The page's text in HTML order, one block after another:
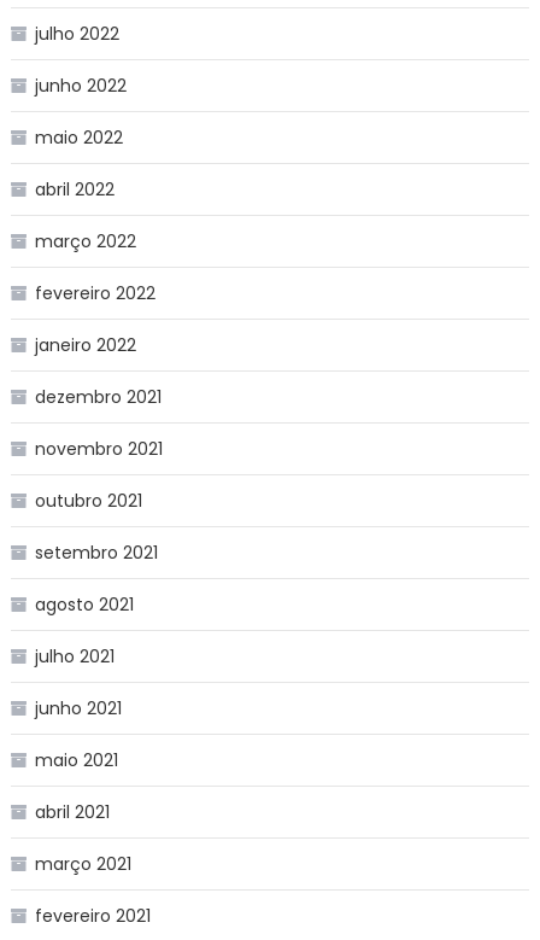
julho 2022
junho 2022
maio 2022
abril 2022
março 2022
fevereiro 2022
janeiro 2022
dezembro 2021
novembro 2021
outubro 2021
setembro 2021
agosto 2021
julho 2021
junho 2021
maio 2021
abril 2021
março 2021
fevereiro 2021